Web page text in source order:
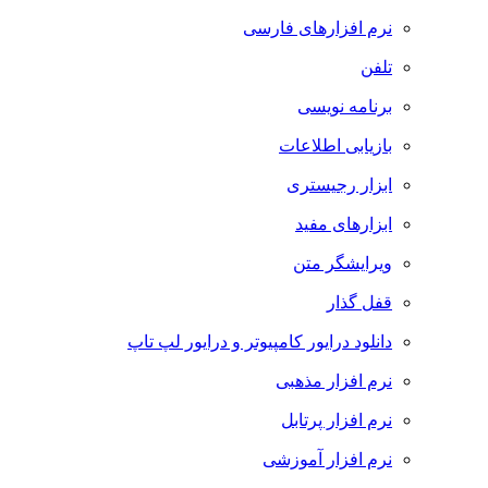
نرم افزارهای فارسی
تلفن
برنامه نویسی
بازیابی اطلاعات
ابزار رجیستری
ابزارهای مفید
ویرایشگر متن
قفل گذار
دانلود درایور کامپیوتر و درایور لپ تاپ
نرم افزار مذهبی
نرم افزار پرتابل
نرم افزار آموزشی